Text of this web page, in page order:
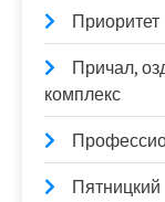
Приоритет
Причал,
комплекс
Пятницкий